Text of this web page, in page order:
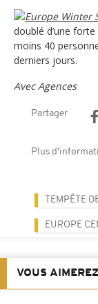
doublé d’une
moins 40
derniers jours.
Avec Agences
Partager
Plus
TEMPÊTE
EUROPE
VOUS